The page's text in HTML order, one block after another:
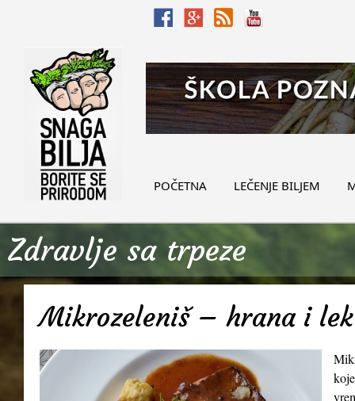
POČETNA LEČENJE BILJEM
Zdravlje sa trpeze
Mikrozeleniš – hrana i lek